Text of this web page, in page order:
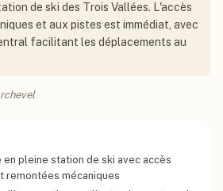
de ski des Trois Vallées. L'accès
et aux pistes est immédiat, avec
facilitant les déplacements au
en pleine station de ski avec accès
remontées mécaniques